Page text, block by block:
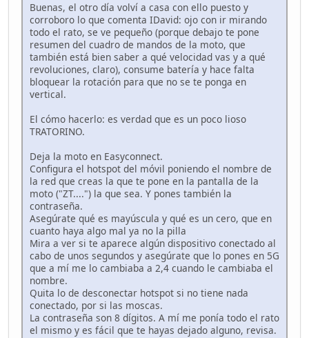
Buenas, el otro día volví a casa con ello puesto y
corroboro lo que comenta IDavid: ojo con ir mirando
todo el rato, se ve pequeño (porque debajo te pone
resumen del cuadro de mandos de la moto, que
también está bien saber a qué velocidad vas y a qué
revoluciones, claro), consume batería y hace falta
bloquear la rotación para que no se te ponga en
vertical.
El cómo hacerlo: es verdad que es un poco lioso
TRATORINO.
Deja la moto en Easyconnect.
Configura el hotspot del móvil poniendo el nombre de
la red que creas la que te pone en la pantalla de la
moto ("ZT....") la que sea. Y pones también la
contraseña.
Asegúrate qué es mayúscula y qué es un cero, que en
cuanto haya algo mal ya no la pilla
Mira a ver si te aparece algún dispositivo conectado al
cabo de unos segundos y asegúrate que lo pones en 5G
que a mí me lo cambiaba a 2,4 cuando le cambiaba el
nombre.
Quita lo de desconectar hotspot si no tiene nada
conectado, por si las moscas.
La contraseña son 8 dígitos. A mí me ponía todo el rato
el mismo y es fácil que te hayas dejado alguno, revisa.